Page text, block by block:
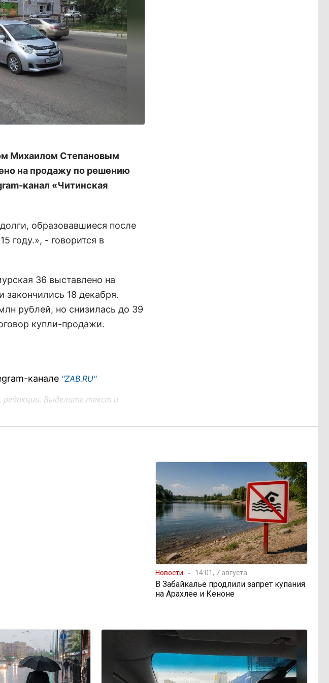
Михаилом Степановым
на продажу по решению
канал «Читинская
образовавшиеся после
году.», - говорится в
36 выставлено на
закончились 18 декабря.
рублей, но снизилась до 39
купли-продажи.
канале "ZAB.RU"
Выделите текст и
Новости 14:01, 7 августа
В Забайкалье продлили запрет купания
на Арахлее и Кеноне